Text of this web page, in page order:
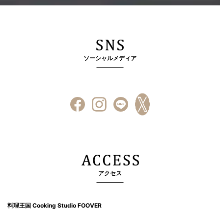
ソーシャルメディア
アクセス
料理王国 Cooking Studio FOOVER